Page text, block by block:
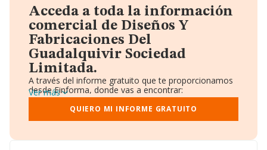
Acceda a toda la información
comercial de Diseños Y
Fabricaciones Del
Guadalquivir Sociedad
Limitada.
A través del informe gratuito que te proporcionamos
desde Einforma, donde vas a encontrar:
Datos identificativos: Denominación, CIF,
Teléfono, Domicilio.
Informe Mercantil Completo (BORME).
Ver más
QUIERO MI INFORME GRATUITO